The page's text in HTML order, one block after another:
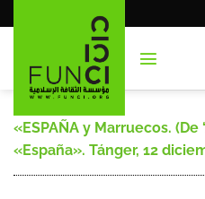
al
«ESPAÑA y Marruecos. (De
«España». Tánger, 12